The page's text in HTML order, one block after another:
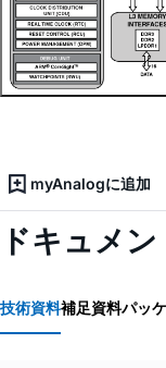
myAnalogに追加
ドキュメン
技術資料補足資料パッ